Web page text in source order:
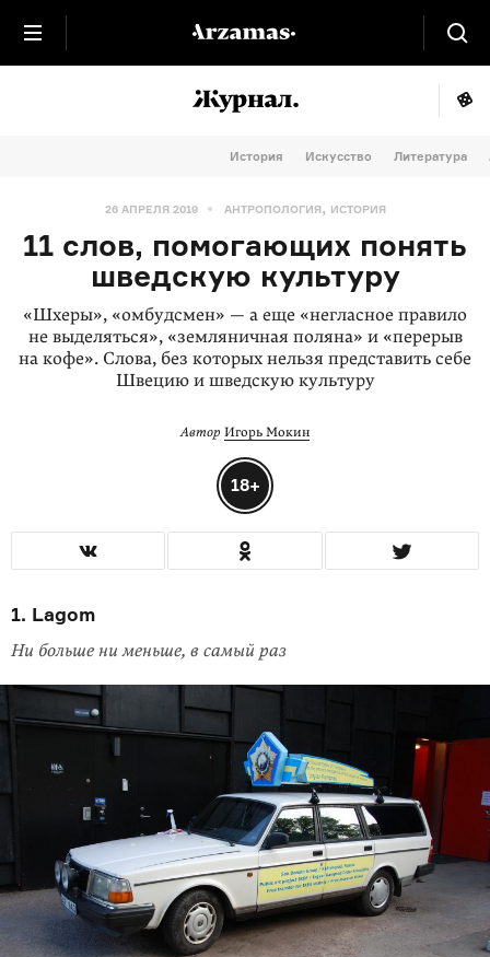
История Искусство Литература
26 АПРЕЛЯ 2019 АНТРОПОЛОГИЯ, ИСТОРИЯ
11 слов, помогающих понять
шведскую культуру
«Шхеры», «омбудсмен» — а еще «негласное правило
не выделяться», «земляничная поляна» и «перерыв
на кофе». Слова, без которых нельзя представить себе
Швецию и шведскую культуру
Автор Игорь Мокин
18+
1. Lagom
Ни больше ни меньше, в самый раз